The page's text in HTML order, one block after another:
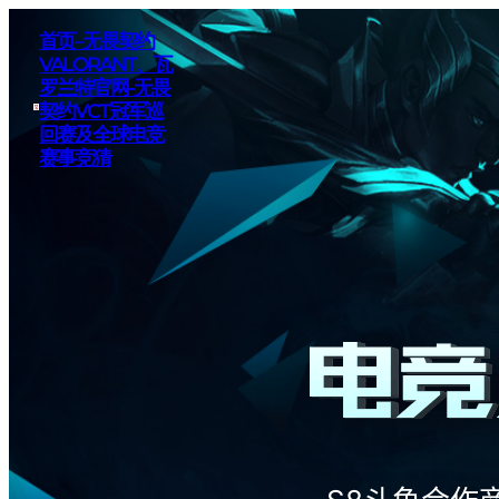
首页–无畏契约
VALORANT、瓦
罗兰特官网-无畏
契约VCT冠军巡
回赛及全球电竞
赛事竞猜